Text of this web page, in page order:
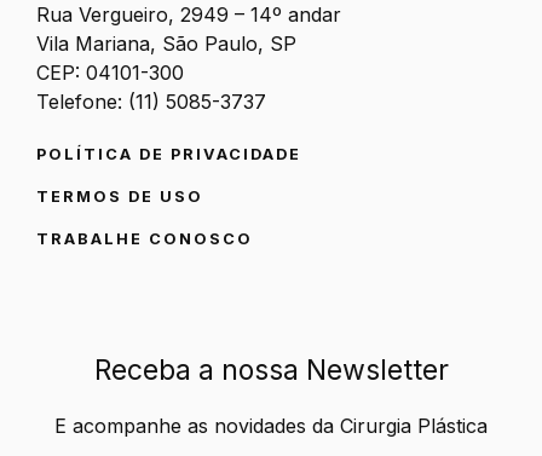
Rua Vergueiro, 2949 – 14º andar
Vila Mariana, São Paulo, SP
CEP: 04101-300
Telefone: (11) 5085-3737
POLÍTICA DE PRIVACIDADE
TERMOS DE USO
TRABALHE CONOSCO
Receba a nossa Newsletter
E acompanhe as novidades da Cirurgia Plástica